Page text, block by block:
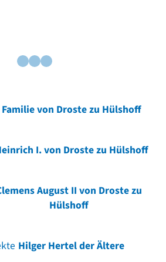
Familie von Droste zu Hülshoff
I. von Droste zu Hülshoff
August II von Droste zu
Hülshoff
Hilger Hertel der Ältere